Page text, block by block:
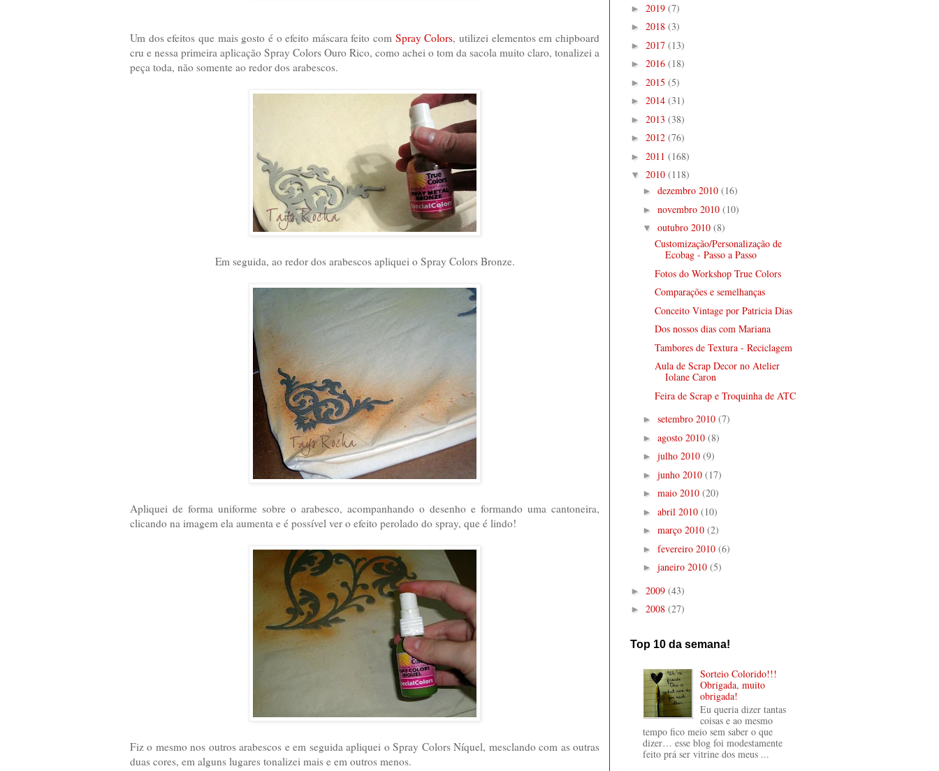
Um dos efeitos que mais gosto é o efeito máscara feito com Spray Colors, utilizei elementos em chipboard
cru e nessa primeira aplicação Spray Colors Ouro Rico, como achei o tom da sacola muito claro, tonalizei a
peça toda, não somente ao redor dos arabescos.
Em seguida, ao redor dos arabescos apliquei o Spray Colors Bronze.
Apliquei de forma uniforme sobre o arabesco, acompanhando o desenho e formando uma cantoneira,
clicando na imagem ela aumenta e é possível ver o efeito perolado do spray, que é lindo!
Fiz o mesmo nos outros arabescos e em seguida apliquei o Spray Colors Níquel, mesclando com as outras
duas cores, em alguns lugares tonalizei mais e em outros menos.
► 2019 (7)
► 2018 (3)
► 2017 (13)
► 2016 (18)
► 2015 (5)
► 2014 (31)
► 2013 (38)
► 2012 (76)
► 2011 (168)
▼ 2010 (118)
► dezembro 2010 (16)
► novembro 2010 (10)
▼ outubro 2010 (8)
Customização/Personalização de
Ecobag - Passo a Passo
Fotos do Workshop True Colors
Comparações e semelhanças
Conceito Vintage por Patricia Dias
Dos nossos dias com Mariana
Tambores de Textura - Reciclagem
Aula de Scrap Decor no Atelier
Iolane Caron
Feira de Scrap e Troquinha de ATC
► setembro 2010 (7)
► agosto 2010 (8)
► julho 2010 (9)
► junho 2010 (17)
► maio 2010 (20)
► abril 2010 (10)
► março 2010 (2)
► fevereiro 2010 (6)
► janeiro 2010 (5)
► 2009 (43)
► 2008 (27)
Top 10 da semana!
Sorteio Colorido!!!
Obrigada, muito
obrigada!
Eu queria dizer tantas
coisas e ao mesmo
tempo fico meio sem saber o que
dizer… esse blog foi modestamente
feito prá ser vitrine dos meus ...